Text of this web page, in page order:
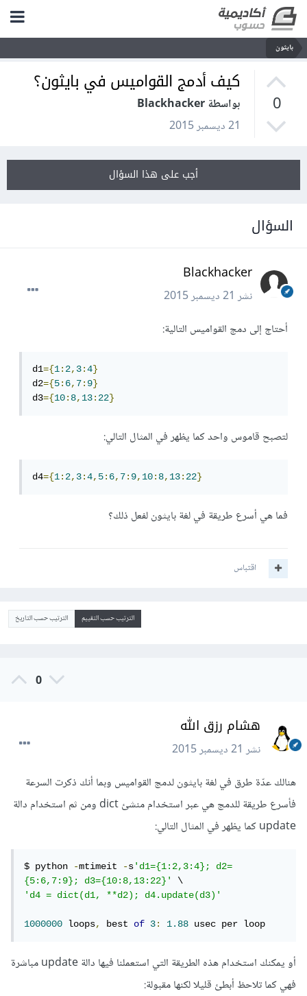
بايثون
0
كيف أدمج القواميس في بايثون؟
بواسطة Blackhacker
21 ديسمبر 2015
أجب على هذا السؤال
السؤال
Blackhacker
نشر21 ديسمبر 2015
أحتاج إلى دمج القواميس التالية:
d1={1:2,3:4}
d2={5:6,7:9}
d3={10:8,13:22}
لتصبح قاموس واحد كما يظهر في المثال التالي:
d4={1:2,3:4,5:6,7:9,10:8,13:22}
فما هي أسرع طريقة في لغة بايثون لفعل ذلك؟
اقتباس
الترتيب حسب التقييم الترتيب حسب التاريخ
0
هشام رزق الله
نشر21 ديسمبر 2015
هنالك عدّة طرق في لغة بايثون لدمج القواميس وبما أنك ذكرت السرعة
فأسرع طريقة للدمج هي عبر استخدام منشئ dict ومن ثم استخدام دالة
update كما يظهر في المثال التالي:
$ python -mtimeit -s'd1={1:2,3:4}; d2=
{5:6,7:9}; d3={10:8,13:22}'
'd4 = dict(d1, **d2); d4.update(d3)'
1000000 loops, best of 3: 1.88 usec per loop
أو يمكنك استخدام هذه الطريقة التي استعملنا فيها دالة update مباشرة
فهي كما تلاحظ أبطئ قليلا لكنها مقبولة: